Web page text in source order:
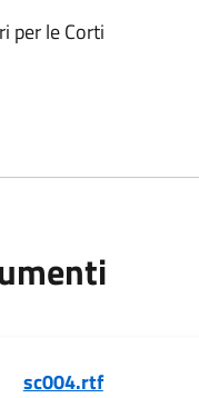
per le Corti
sc004.rtf